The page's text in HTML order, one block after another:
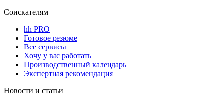
Соискателям
hh PRO
Готовое резюме
Все сервисы
Хочу у вас работать
Производственный календарь
Экспертная рекомендация
Новости и статьи